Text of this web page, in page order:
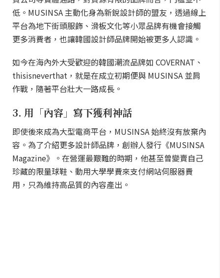
低。MUSINSA 主動化身為新銳設計師的盟友，透過線上
平台為地下街頭服飾、滑板文化等小眾品牌有機會接觸
更多消費者，也讓韓國設計師品牌開始被更多人認識。
如今在海內外大受歡迎的韓國潮流品牌如 COVERNAT、
thisisneverthat，就是在成立初期便與 MUSINSA 並肩
作戰，隨著平台壯大一路成長。
3. 用「內容」寫下獲利神話
即使後來成為大型電商平台，MUSINSA 始終沒有放棄內
容。為了介紹更多設計師品牌，創辦人發行《MUSINSA
Magazine》。在營運最艱難的時期，他甚至曾變賣自己
珍藏的限量球鞋、動用大學學費來支付網站伺服器費
用，只為維持高品質的內容產出。